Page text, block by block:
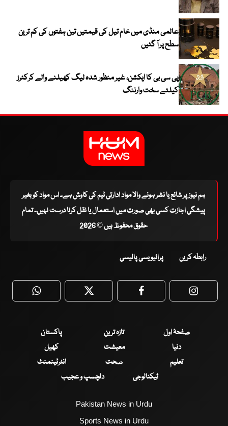
عالمی منڈی میں خام تیل کی قیمتیں تین ہفتوں کی کم ترین
سطح پر آ گئیں
پی سی بی کا ایکشن، غیر منظور شدہ لیگ کھیلنے والے کرکٹرز
کیلئے سخت وارننگ
ہم نیوز پر شائع یا نشر ہونے والا مواد ادارتی ٹیم کی کاوش ہے۔ اس مواد کو بغیر
پیشگی اجازت کسی بھی صورت میں استعمال یا نقل کرنا درست نہیں۔ تمام
حقوق محفوظ ہیں © 2026
رابطہ کریں پرائیویسی پالیسی
WhatsApp Twitter Facebook
صفحۂ اول تازہ ترین
پاکستان
دنیا
معیشت
کھیل
تعلیم
صحت
انٹرٹینمنٹ
ٹیکنالوجی
دلچسپ و عجیب
Pakistan News in Urdu
Sports News in Urdu